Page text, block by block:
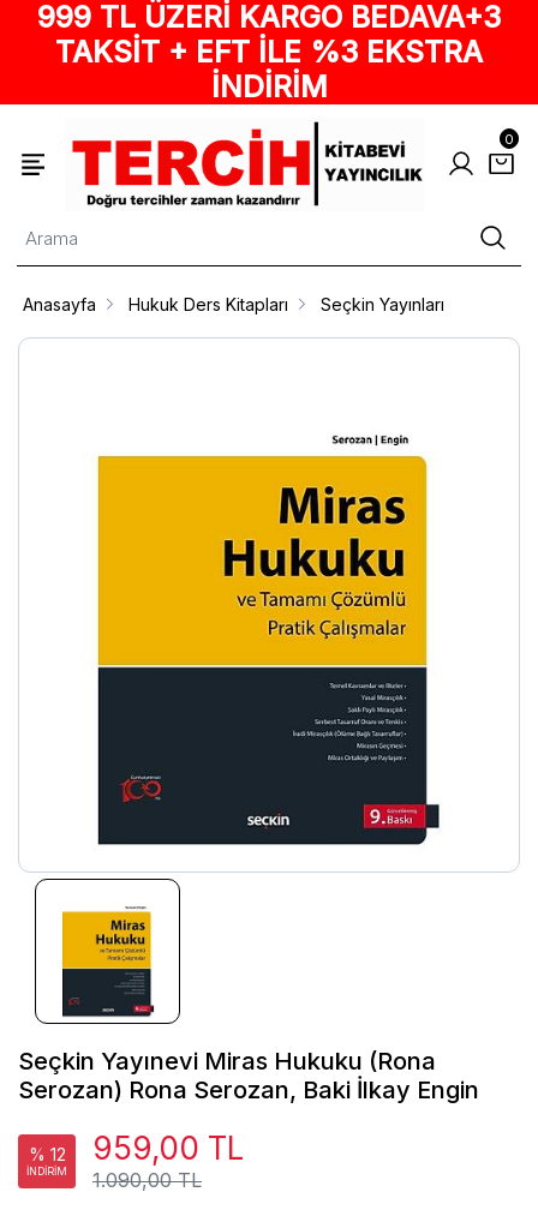
999 TL ÜZERİ KARGO BEDAVA+3
TAKSİT + EFT İLE %3 EKSTRA
İNDİRİM
0
Anasayfa Hukuk Ders Kitapları Seçkin Yayınları
Seçkin Yayınevi Miras Hukuku (Rona
Serozan) Rona Serozan, Baki İlkay Engin
% 12
İNDİRİM 1.090,00 TL
959,00 TL